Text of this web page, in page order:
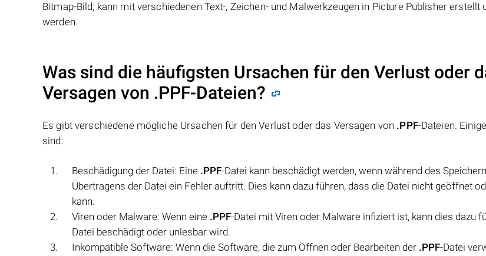
Bitmap-Bild; kann mit verschiedenen Text-, Zeichen- und Malwerkzeugen in Picture Publisher erstellt
werden.
Was sind die häufigsten Ursachen für den Verlust oder
Versagen von .PPF-Dateien?
Es gibt verschiedene mögliche Ursachen für den Verlust oder das Versagen von .PPF-Dateien.
sind:
Beschädigung der Datei: Eine .PPF-Datei kann beschädigt werden, wenn während des
Übertragens der Datei ein Fehler auftritt. Dies kann dazu führen, dass die Datei nicht geöffnet
kann.
Viren oder Malware: Wenn eine .PPF-Datei mit Viren oder Malware infiziert ist, kann dies dazu
Datei beschädigt oder unlesbar wird.
Inkompatible Software: Wenn die Software, die zum Öffnen oder Bearbeiten der .PPF-Datei